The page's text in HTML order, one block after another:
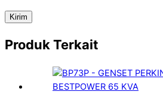
Produk Terkait